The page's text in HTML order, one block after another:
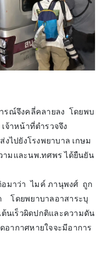
ารณ์จึงคลี่คลายลง โดยพบ
าหน้าที่ตำรวจจึง
ไปยังโรงพยาบาล เกษม
มและนพ.ทศพร ได้ยืนยัน
อมาว่า ไมค์ ภานุพงศ์ ถูก
โดยพยาบาลอาสาระบุ
ต้นเร็วผิดปกติและความดัน
ากาศหายใจจะมีอาการ